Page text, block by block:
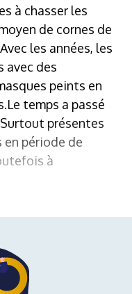
à chasser les
de cornes de
les années, les
avec des
peints en
temps a passé
présentes
période de
à